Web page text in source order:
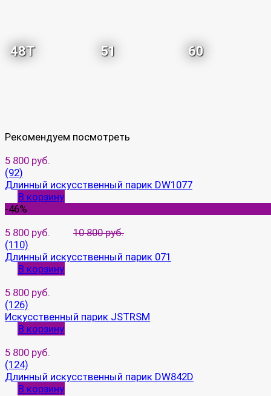
48T 51 60
Рекомендуем посмотреть
5 800 руб.
(92)
Длинный искусственный парик DW1077
В корзину
-46%
5 800 руб.
10 800 руб.
(110)
Длинный искусственный парик 071
В корзину
5 800 руб.
(126)
Искусственный парик JSTRSM
В корзину
5 800 руб.
(124)
Длинный искусственный парик DW842D
В корзину